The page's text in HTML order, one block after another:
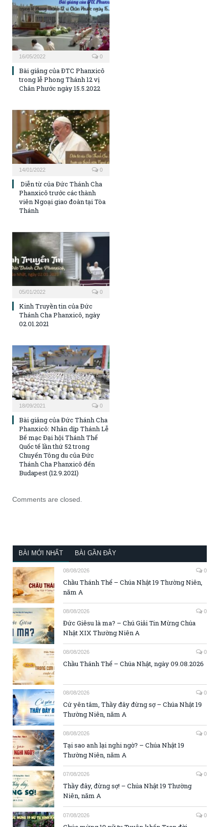
16/05/2022 0
Bài giảng của ĐTC Phanxicô
trong lễ Phong Thánh 12 vị
Chân Phước ngày 15.5.2022
14/01/2022 0
Diễn từ của Đức Thánh Cha
Phanxicô trước các thành
viên Ngoại giao đoàn tại Tòa
Thánh
05/01/2022 0
Kinh Truyền tin của Đức
Thánh Cha Phanxicô, ngày
02.01.2021
18/09/2021 0
Bài giảng của Đức Thánh Cha
Phanxicô: Nhân dịp Thánh Lễ
Bế mạc Đại hội Thánh Thể
Quốc tế lần thứ 52 trong
Chuyến Tông du của Đức
Thánh Cha Phanxicô đến
Budapest (12.9.2021)
Comments are closed.
BÀI MỚI NHẤT BÀI GẦN ĐÂY
08/08/2026 0
Chầu Thánh Thể – Chúa Nhật 19 Thường Niên,
năm A
08/08/2026 0
Đức Giêsu là ma? – Chú Giải Tin Mừng Chúa
Nhật XIX Thường Niên A
08/08/2026 0
Chầu Thánh Thể – Chúa Nhật, ngày 09.08.2026
08/08/2026 0
Cứ yên tâm, Thầy đây đừng sợ – Chúa Nhật 19
Thường Niên, năm A
08/08/2026 0
Tại sao anh lại nghi ngờ? – Chúa Nhật 19
Thường Niên, năm A
07/08/2026 0
Thầy đây, đừng sợ! – Chúa Nhật 19 Thường
Niên, năm A
07/08/2026 0